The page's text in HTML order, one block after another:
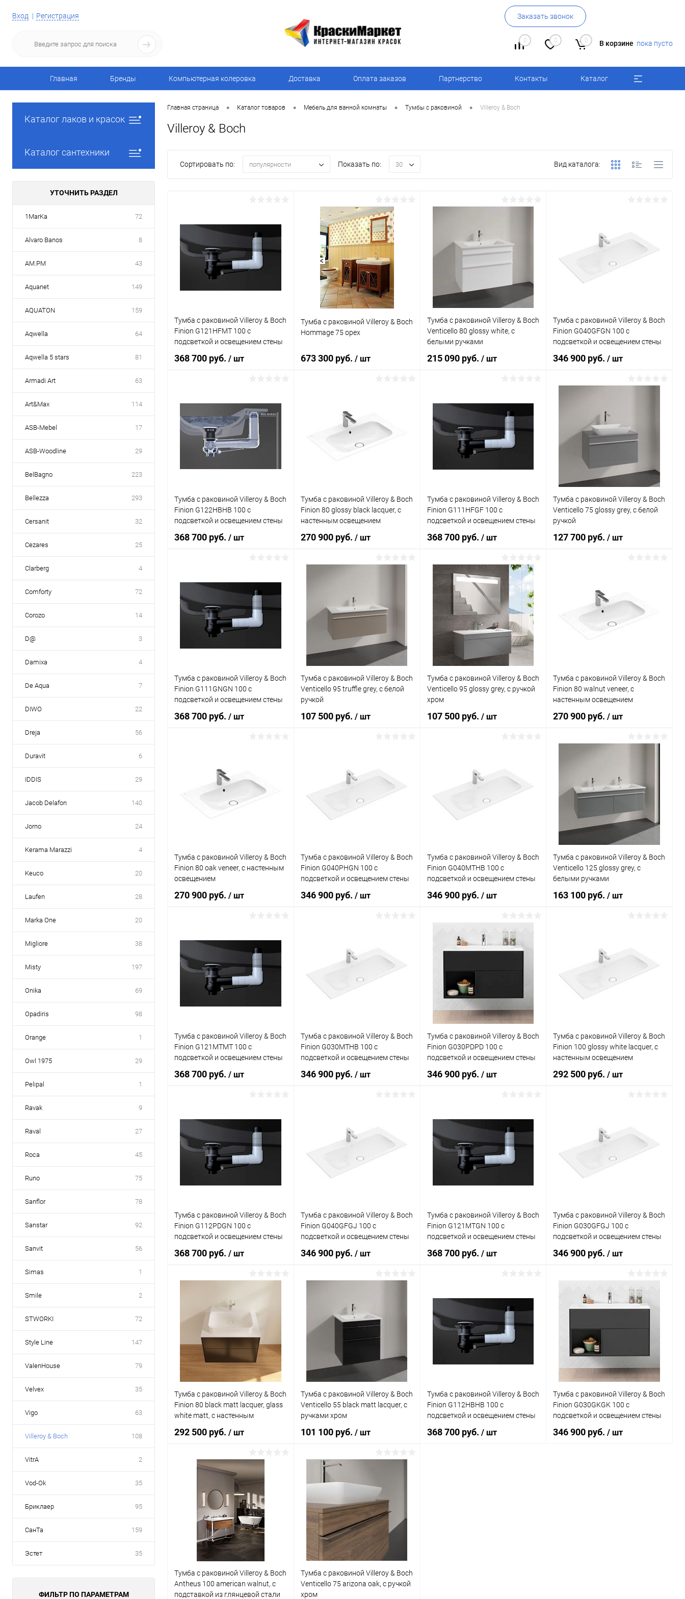
Вход Регистрация Заказать звонок
0 0 0 В корзине пока пусто
Главная Бренды Компьютерная колеровка Доставка Оплата заказов Партнерство Контакты Каталог
Каталог лаков и красок
Каталог сантехники
УТОЧНИТЬ РАЗДЕЛ
1MarKa 72
Alvaro Banos 8
AM.PM 43
Aquanet 149
AQUATON 159
Aqwella 64
Aqwella 5 stars 81
Armadi Art 63
Art&Max 114
ASB-Mebel 17
ASB-Woodline 29
BelBagno 223
Bellezza 293
Cersanit 32
Cezares 25
Clarberg 4
Comforty 72
Corozo 14
D@ 3
Damixa 4
De Aqua 7
DIWO 22
Dreja 56
Duravit 6
IDDIS 29
Jacob Delafon 140
Jorno 24
Kerama Marazzi 4
Keuco 20
Laufen 28
Marka One 20
Migliore 38
Misty 197
Onika 69
Opadiris 98
Orange 1
Owl 1975 29
Pelipal 1
Ravak 9
Raval 27
Roca 45
Runo 75
Sanflor 78
Sanstar 92
Sanvit 56
Simas 1
Smile 2
STWORKI 72
Style Line 147
ValenHouse 79
Velvex 35
Vigo 63
Villeroy & Boch 108
VitrA 2
Vod-Ok 35
Бриклаер 95
СанТа 159
Эстет 35
ФИЛЬТР ПО ПАРАМЕТРАМ
Главная страница • Каталог товаров • Мебель для ванной комнаты • Тумбы с раковиной • Villeroy & Boch
Villeroy & Boch
Сортировать по: популярности Показать по: 30 Вид каталога:
Тумба с раковиной Villeroy & Boch
Finion G121HFMT 100 с
подсветкой и освещением стены
368 700 руб. / шт
Купить в 1 клик Сравнение
В избранное Под заказ
Тумба с раковиной Villeroy & Boch
Hommage 75 орех
673 300 руб. / шт
Купить в 1 клик Сравнение
Тумба с раковиной Villeroy & Boch
Venticello 80 glossy white, с
белыми ручками
215 090 руб. / шт
Купить в 1 клик Сравнение
В избранное Недоступно
Тумба с раковиной Villeroy & Boch
Finion G040GFGN 100 с
подсветкой и освещением стены
346 900 руб./ шт
Купить в 1 клик Сравнение
В избранное Под заказ
Тумба с раковиной Villeroy & Boch
Finion G122HBHB 100 с
подсветкой и освещением стены
368 700 руб. / шт
Купить в 1 клик Сравнение
В избранное Под заказ
Тумба с раковиной Villeroy & Boch
Finion 80 glossy black lacquer, с
настенным освещением
270 900 руб. / шт
Купить в 1 клик Сравнение
Тумба с раковиной Villeroy & Boch
Finion G111HFGF 100 с
подсветкой и освещением стены
368 700 руб. / шт
В корзину
Купить в 1 клик Сравнение
В избранное Под заказ
Тумба с раковиной Villeroy & Boch
Venticello 75 glossy grey, с белой
ручкой
127 700 руб./ шт
Купить в 1 клик Сравнение
Тумба с раковиной Villeroy & Boch
Finion G111GNGN 100 с
подсветкой и освещением стены
368 700 руб. / шт
Купить в 1 клик Сравнение
Тумба с раковиной Villeroy & Boch
Venticello 95 truffle grey, с белой
ручкой
107 500 руб. / шт
Купить в 1 клик Сравнение
В избранное Под заказ
Тумба с раковиной Villeroy & Boch
Venticello 95 glossy grey, с ручкой
хром
107 500 руб. / шт
Купить в 1 клик Сравнение
В избранное Под заказ
Тумба с раковиной Villeroy & Boch
Finion 80 walnut veneer, с
настенным освещением
270 900 руб./ шт
Купить в 1 клик Сравнение
Тумба с раковиной Villeroy & Boch
Finion 80 oak veneer, с настенным
освещением
270 900 руб. / шт
Купить в 1 клик Сравнение
В избранное Под заказ
Тумба с раковиной Villeroy & Boch
Finion G040PHGN 100 с
подсветкой и освещением стены
346 900 руб. / шт
Купить в 1 клик Сравнение
В избранное Под заказ
Тумба с раковиной Villeroy & Boch
Finion G040MTHB 100 с
подсветкой и освещением стены
346 900 руб. / шт
В корзину
В избранное
Тумба с раковиной Villeroy & Boch
Venticello 125 glossy grey, с
белыми ручками
163 100 руб./ шт
Купить в 1 клик Сравнение
В избранное Под заказ
Тумба с раковиной Villeroy & Boch
Finion G121MTMT 100 с
подсветкой и освещением стены
368 700 руб. / шт
Купить в 1 клик Сравнение
В избранное Под заказ
Тумба с раковиной Villeroy & Boch
Finion G030MTHB 100 с
подсветкой и освещением стены
346 900 руб. / шт
Купить в 1 клик Сравнение
В избранное Под заказ
Тумба с раковиной Villeroy & Boch
Finion G030PDPD 100 с
подсветкой и освещением стены
346 900 руб. / шт
Купить в 1 клик Сравнение
В избранное Под заказ
Тумба с раковиной Villeroy & Boch
Finion 100 glossy white lacquer, с
настенным освещением
292 500 руб./ шт
Купить в 1 клик Сравнение
В избранное Под заказ
Тумба с раковиной Villeroy & Boch
Finion G112PDGN 100 с
подсветкой и освещением стены
368 700 руб. / шт
Купить в 1 клик Сравнение
В избранное Под заказ
Тумба с раковиной Villeroy & Boch
Finion G040GFGJ 100 с
подсветкой и освещением стены
346 900 руб. / шт
Купить в 1 клик Сравнение
В избранное Под заказ
Тумба с раковиной Villeroy & Boch
Finion G121MTGN 100 с
подсветкой и освещением стены
368 700 руб. / шт
Купить в 1 клик Сравнение
В избранное Под заказ
Тумба с раковиной Villeroy & Boch
Finion G030GFGJ 100 с
подсветкой и освещением стены
346 900 руб./ шт
В корзину
В избранное
Тумба с раковиной Villeroy & Boch
Finion 80 black matt lacquer, glass
white matt, с настенным
292 500 руб. / шт
В корзину
Купить в 1 клик Сравнение
В избранное Под заказ
Тумба с раковиной Villeroy & Boch
Venticello 55 black matt lacquer, с
ручками хром
101 100 руб. / шт
Купить в 1 клик Сравнение
В избранное Под заказ
Тумба с раковиной Villeroy & Boch
Finion G112HBHB 100 с
подсветкой и освещением стены
368 700 руб. / шт
Тумба с раковиной Villeroy & Boch
Finion G030GKGK 100 с
подсветкой и освещением стены
346 900 руб./ шт
Тумба с раковиной Villeroy & Boch
Antheus 100 american walnut, с
подставкой из глянцевой стали
Тумба с раковиной Villeroy & Boch
Venticello 75 arizona oak, с ручкой
хром